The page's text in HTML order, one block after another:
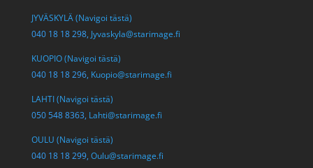
JYVÄSKYLÄ (Navigoi tästä)
040 18 18 298, Jyvaskyla@starimage.fi
KUOPIO (Navigoi tästä)
040 18 18 296, Kuopio@starimage.fi
LAHTI (Navigoi tästä)
050 548 8363, Lahti@starimage.fi
OULU (Navigoi tästä)
040 18 18 299, Oulu@starimage.fi